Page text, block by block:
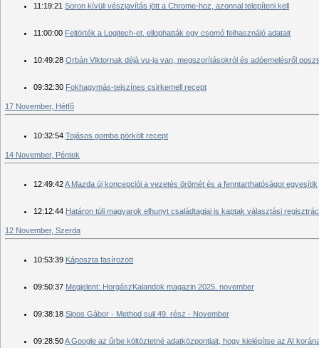
11:19:21 Soron kívüli vészjavítás jött a Chrome-hoz, azonnal telepíteni kell
11:00:00 Feltörték a Logitech-et, ellophatták egy csomó felhasználó adatait
10:49:28 Orbán Viktornak déjà vu-ja van, megszorításokról és adóemelésről
09:32:30 Fokhagymás-tejszínes csirkemell recept
17 November, Hétfő
10:32:54 Tojásos gomba pörkölt recept
14 November, Péntek
12:49:42A Mazda új koncepciói a vezetés örömét és a fenntarthatóságot egyesítik
12:12:44 Határon túli magyarok elhunyt családtagjai is kaptak választási
12 November, Szerda
10:53:39 Káposzta fasírozott
09:50:37 Megjelent: HorgászKalandok magazin 2025. november
09:38:18 Sipos Gábor - Method suli 49. rész - November
09:28:50A Google az űrbe költöztetné adatközpontjait, hogy kielégítse az AI